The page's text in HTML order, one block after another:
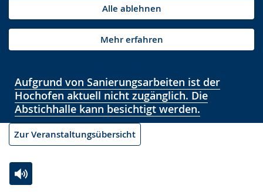
Alle ablehnen
Mehr erfahren
Aufgrund von Sanierungsarbeiten ist der
Hochofen aktuell nicht zugänglich. Die
Abstichhalle kann besichtigt werden.
Zur Veranstaltungsübersicht